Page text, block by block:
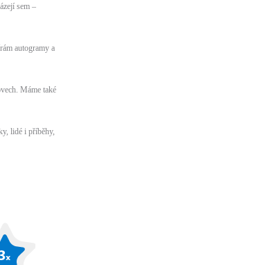
sem –
autogramy a
Máme také
lidé i příběhy,